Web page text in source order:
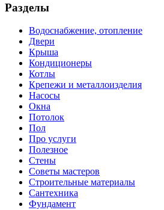
Разделы
Водоснабжение, отопление
Двери
Крыша
Кондиционеры
Котлы
Крепежи и металлоизделия
Насосы
Окна
Потолок
Пол
Про услуги
Полезное
Стены
Советы мастеров
Строительные материалы
Сантехника
Фундамент